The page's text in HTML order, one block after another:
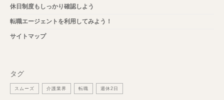
休日制度もしっかり確認しよう
転職エージェントを利用してみよう！
サイトマップ
タグ
スムーズ 介護業界 転職 週休2日